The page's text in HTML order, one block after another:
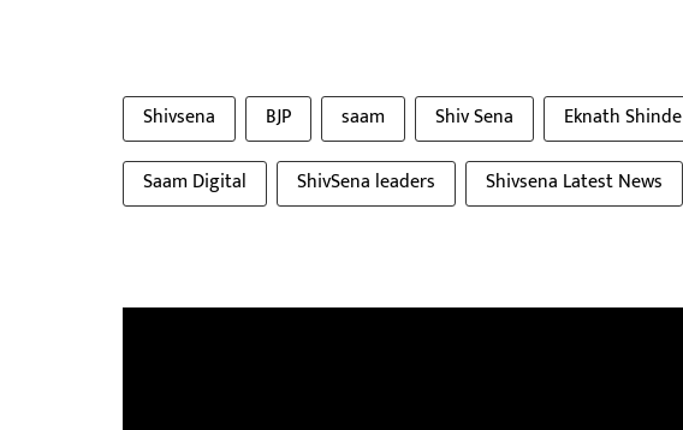
Shivsena BJP saam Shiv Sena Eknath Shinde
Saam Digital
ShivSena leaders Shivsena Latest News